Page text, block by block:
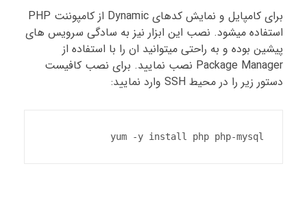
برای کامپایل و نمایش کدهای Dynamic از کامپوننت PHP
استفاده میشود. نصب این ابزار نیز به سادگی سرویس های
پیشین بوده و به راحتی میتوانید ان را با استفاده از
Package Manager نصب نمایید. برای نصب کافیست
دستور زیر را در محیط SSH وارد نمایید:
yum -y install php php-mysql